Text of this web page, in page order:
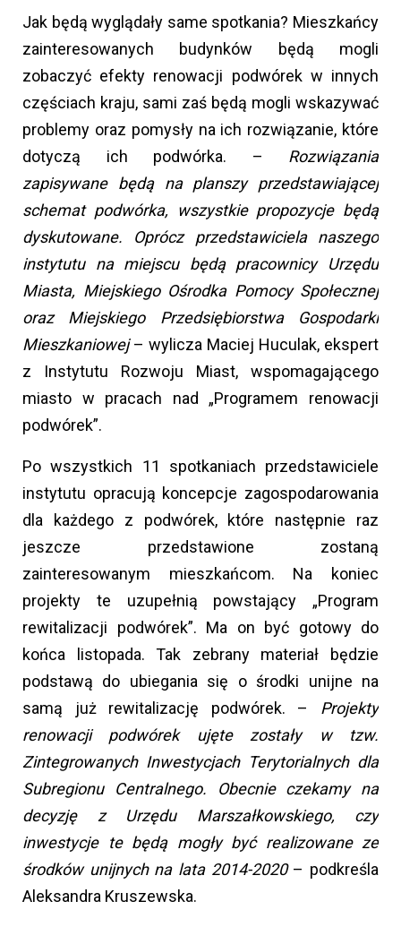
Jak będą wyglądały same spotkania? Mieszkańcy
zainteresowanych budynków będą mogli
zobaczyć efekty renowacji podwórek w innych
częściach kraju, sami zaś będą mogli wskazywać
problemy oraz pomysły na ich rozwiązanie, które
dotyczą ich podwórka. – Rozwiązania
zapisywane będą na planszy przedstawiającej
schemat podwórka, wszystkie propozycje będą
dyskutowane. Oprócz przedstawiciela naszego
instytutu na miejscu będą pracownicy Urzędu
Miasta, Miejskiego Ośrodka Pomocy Społecznej
oraz Miejskiego Przedsiębiorstwa Gospodarki
Mieszkaniowej– wylicza Maciej Huculak, ekspert
z Instytutu Rozwoju Miast, wspomagającego
miasto w pracach nad „Programem renowacji
podwórek”.
Po wszystkich 11 spotkaniach przedstawiciele
instytutu opracują koncepcje zagospodarowania
dla każdego z podwórek, które następnie raz
jeszcze przedstawione zostaną
zainteresowanym mieszkańcom. Na koniec
projekty te uzupełnią powstający „Program
rewitalizacji podwórek”. Ma on być gotowy do
końca listopada. Tak zebrany materiał będzie
podstawą do ubiegania się o środki unijne na
samą już rewitalizację podwórek. – Projekty
renowacji podwórek ujęte zostały w tzw.
Zintegrowanych Inwestycjach Terytorialnych dla
Subregionu Centralnego. Obecnie czekamy na
decyzję z Urzędu Marszałkowskiego, czy
inwestycje te będą mogły być realizowane ze
środków unijnych na lata 2014-2020– podkreśla
Aleksandra Kruszewska.